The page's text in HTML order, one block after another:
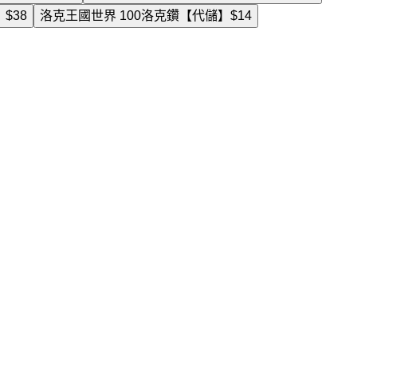
$38 洛克王國世界 100洛克鑽【代儲】 $14